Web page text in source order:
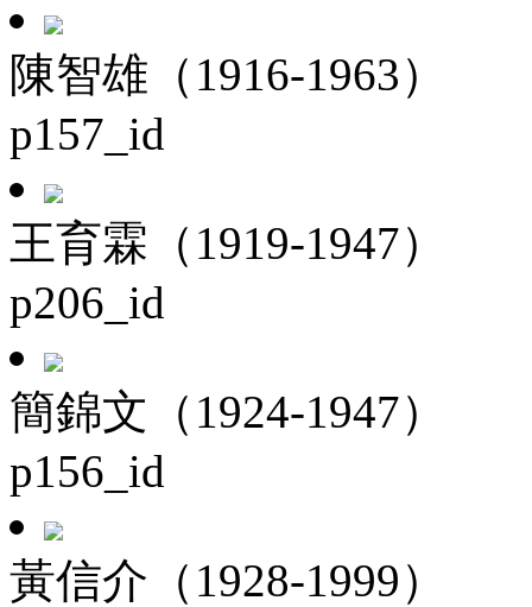
陳智雄（1916-1963）
p157_id
王育霖（1919-1947）
p206_id
簡錦文（1924-1947）
p156_id
黃信介（1928-1999）